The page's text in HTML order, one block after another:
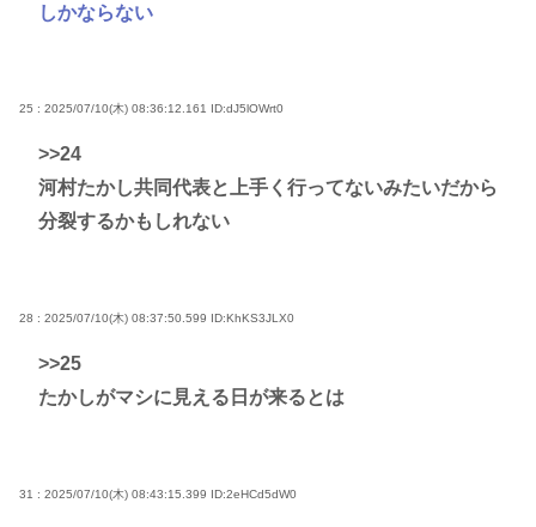
しかならない
25 : 2025/07/10(木) 08:36:12.161 ID:dJ5lOWrt0
>>24
河村たかし共同代表と上手く行ってないみたいだから
分裂するかもしれない
28 : 2025/07/10(木) 08:37:50.599 ID:KhKS3JLX0
>>25
たかしがマシに見える日が来るとは
31 : 2025/07/10(木) 08:43:15.399 ID:2eHCd5dW0